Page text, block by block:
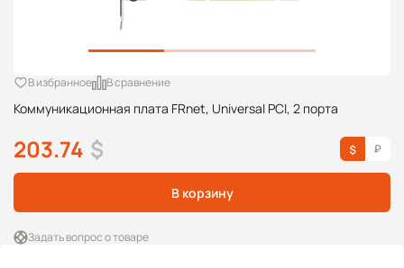
Коммуникационная плата FRnet, Universal PCI, 2 порта
В избранное В сравнение
203.74 $
В корзину
Задать вопрос о товаре